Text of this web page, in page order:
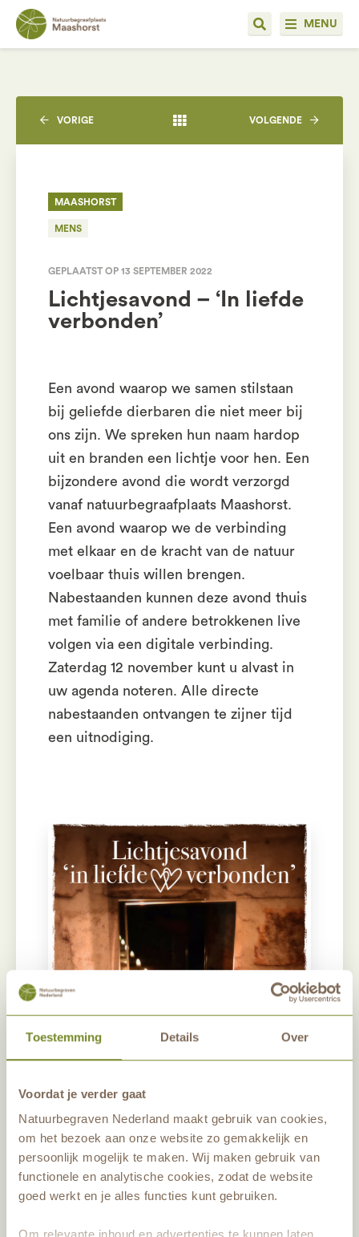
Toestemming Details Over
Voordat je verder gaat
Natuurbegraven Nederland maakt gebruik van cookies,
om het bezoek aan onze website zo gemakkelijk en
persoonlijk mogelijk te maken. Wij maken gebruik van
functionele en analytische cookies, zodat de website
goed werkt en je alles functies kunt gebruiken.
MENU
VORIGE VOLGENDE
MAASHORST
MENS
GEPLAATST OP 13 SEPTEMBER 2022
Lichtjesavond – ‘In liefde
verbonden’
Een avond waarop we samen stilstaan
bij geliefde dierbaren die niet meer bij
ons zijn. We spreken hun naam hardop
uit en branden een lichtje voor hen. Een
bijzondere avond die wordt verzorgd
vanaf natuurbegraafplaats Maashorst.
Een avond waarop we de verbinding
met elkaar en de kracht van de natuur
voelbaar thuis willen brengen.
Nabestaanden kunnen deze avond thuis
met familie of andere betrokkenen live
volgen via een digitale verbinding.
Zaterdag 12 november kunt u alvast in
uw agenda noteren. Alle directe
nabestaanden ontvangen te zijner tijd
een uitnodiging.